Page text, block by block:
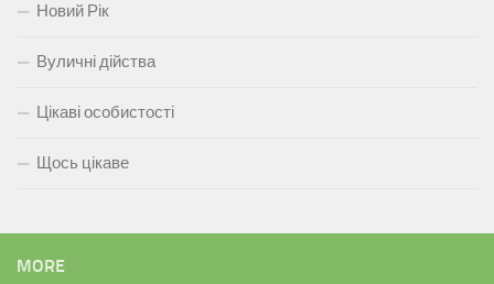
Новий Рік
Вуличні дійства
Цікаві особистості
Щось цікаве
MORE